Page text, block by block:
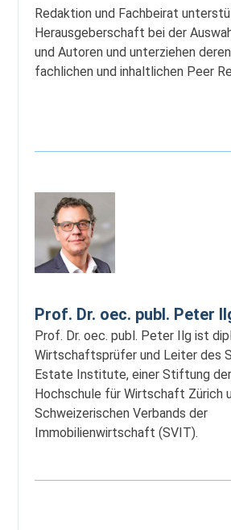
Redaktion und Fachbeirat
Herausgeberschaft bei der
und Autoren und unterziehen
fachlichen und inhaltlichen Peer
Prof. Dr. oec. publ. Peter
Prof. Dr. oec. publ. Peter Ilg ist
Wirtschaftsprüfer und Leiter des
Estate Institute, einer Stiftung
Hochschule für Wirtschaft Zürich
Schweizerischen Verbands der
Immobilienwirtschaft (SVIT).